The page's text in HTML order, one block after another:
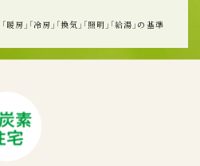
」「冷房」「換気」「照明」「給湯」の基準